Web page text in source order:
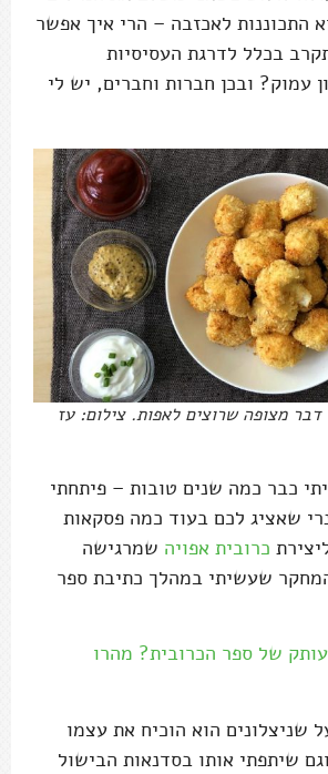
התכוננות לאכזבה – הרי איך אפשר
בכלל לדרגת העסיסיות
עמוק? ובכן חברות וחברים, יש לי
מצופה שרוצים לאפות. צילום: עז
כבר כמה שנים טובות – פיתחתי
שאציג לכם בעוד כמה פסקאות
כרובית אפויה שמרגישה
שעשיתי במהלך כתיבת ספר
עותק של ספר הכרובית? מהרו
שניצלונים הוא הוכיח את עצמו
שיתפתי אותו בסדנאות הבישול